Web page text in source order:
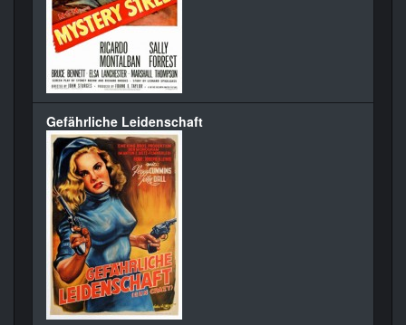
Gefährliche Leidenschaft